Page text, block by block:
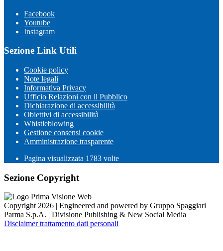
Facebook
Youtube
Instagram
Sezione Link Utili
Cookie policy
Note legali
Informativa Privacy
Ufficio Relazioni con il Pubblico
Dichiarazione di accessibilità
Obiettivi di accessibilità
Whistleblowing
Gestione consensi cookie
Amministrazione trasparente
Pagina visualizzata 1783 volte
Sezione Copyright
Copyright 2026 | Engineered and powered by Gruppo Spaggiari
Parma S.p.A. | Divisione Publishing & New Social Media
Disclaimer trattamento dati personali